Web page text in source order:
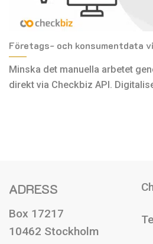
Företags- och konsumentdata
Minska det manuella arbetet
direkt via Checkbiz API.
ADRESS
Box 17217
10462 Stockholm